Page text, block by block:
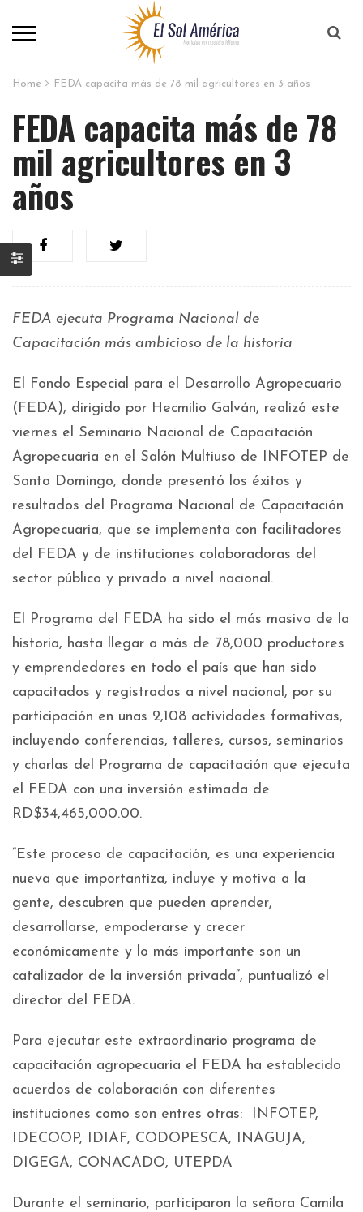
Home FEDA capacita más de 78 mil agricultores en 3 años
FEDA capacita más de 78
mil agricultores en 3
años
FEDA ejecuta Programa Nacional de
Capacitación más ambicioso de la historia
El Fondo Especial para el Desarrollo Agropecuario
(FEDA), dirigido por Hecmilio Galván, realizó este
viernes el Seminario Nacional de Capacitación
Agropecuaria en el Salón Multiuso de INFOTEP de
Santo Domingo, donde presentó los éxitos y
resultados del Programa Nacional de Capacitación
Agropecuaria, que se implementa con facilitadores
del FEDA y de instituciones colaboradoras del
sector público y privado a nivel nacional.
El Programa del FEDA ha sido el más masivo de la
historia, hasta llegar a más de 78,000 productores
y emprendedores en todo el país que han sido
capacitados y registrados a nivel nacional, por su
participación en unas 2,108 actividades formativas,
incluyendo conferencias, talleres, cursos, seminarios
y charlas del Programa de capacitación que ejecuta
el FEDA con una inversión estimada de
RD$34,465,000.00.
“Este proceso de capacitación, es una experiencia
nueva que importantiza, incluye y motiva a la
gente, descubren que pueden aprender,
desarrollarse, empoderarse y crecer
económicamente y lo más importante son un
catalizador de la inversión privada”, puntualizó el
director del FEDA.
Para ejecutar este extraordinario programa de
capacitación agropecuaria el FEDA ha establecido
acuerdos de colaboración con diferentes
instituciones como son entres otras: INFOTEP,
IDECOOP, IDIAF, CODOPESCA, INAGUJA,
DIGEGA, CONACADO, UTEPDA
Durante el seminario, participaron la señora Camila